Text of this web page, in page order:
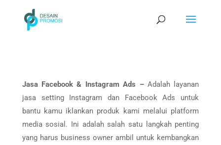
Jasa Facebook & Instagram Ads – Adalah layanan
jasa setting Instagram dan Facebook Ads untuk
bantu kamu iklankan produk kami melalui platform
media sosial. Ini adalah salah satu langkah penting
yang harus business owner ambil untuk kembangkan